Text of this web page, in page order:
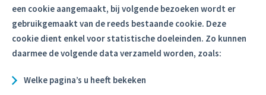
een cookie aangemaakt, bij volgende bezoeken wordt er
gebruikgemaakt van de reeds bestaande cookie. Deze
cookie dient enkel voor statistische doeleinden. Zo kunnen
daarmee de volgende data verzameld worden, zoals:
Welke pagina’s u heeft bekeken